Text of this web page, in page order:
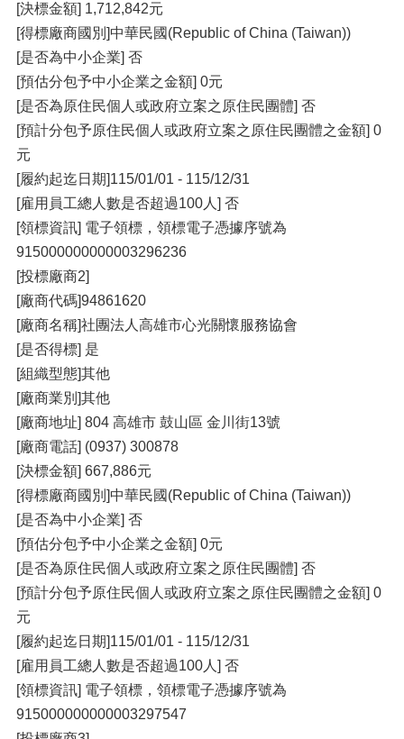
[決標金額] 1,712,842元
[得標廠商國別]中華民國(Republic of China (Taiwan))
[是否為中小企業] 否
[預估分包予中小企業之金額] 0元
[是否為原住民個人或政府立案之原住民團體] 否
[預計分包予原住民個人或政府立案之原住民團體之金額] 0
元
[履約起迄日期]115/01/01 - 115/12/31
[雇用員工總人數是否超過100人] 否
[領標資訊] 電子領標，領標電子憑據序號為
915000000000003296236
[投標廠商2]
[廠商代碼]94861620
[廠商名稱]社團法人高雄市心光關懷服務協會
[是否得標] 是
[組織型態]其他
[廠商業別]其他
[廠商地址] 804 高雄市 鼓山區 金川街13號
[廠商電話] (0937) 300878
[決標金額] 667,886元
[得標廠商國別]中華民國(Republic of China (Taiwan))
[是否為中小企業] 否
[預估分包予中小企業之金額] 0元
[是否為原住民個人或政府立案之原住民團體] 否
[預計分包予原住民個人或政府立案之原住民團體之金額] 0
元
[履約起迄日期]115/01/01 - 115/12/31
[雇用員工總人數是否超過100人] 否
[領標資訊] 電子領標，領標電子憑據序號為
915000000000003297547